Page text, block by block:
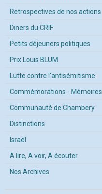
Retrospectives de nos actions
Diners du CRIF
Petits déjeuners politiques
Prix Louis BLUM
Lutte contre l'antisémitisme
Commémorations - Mémoires
Communauté de Chambery
Distinctions
Israël
A lire, A voir, A écouter
Nos Archives